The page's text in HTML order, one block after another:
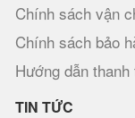
Chính sách vận
Chính sách bảo
Hướng dẫn thanh
TIN TỨC